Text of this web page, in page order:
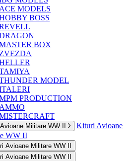
ACE MODELS
BOSS
BOX
ZVEZDA
MODEL
PRODUCTION
AMMO
Militare WW II
Kituri Avioane
WW II
Avioane Militare WW II
Avioane Militare WW II